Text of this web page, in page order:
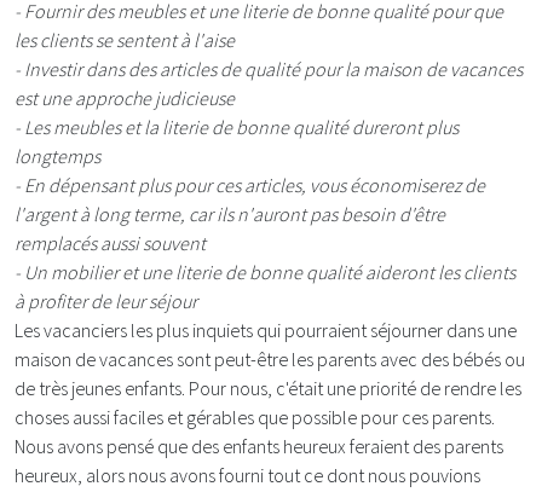
- Fournir des meubles et une literie de bonne qualité pour que
les clients se sentent à l'aise
- Investir dans des articles de qualité pour la maison de vacances
est une approche judicieuse
- Les meubles et la literie de bonne qualité dureront plus
longtemps
- En dépensant plus pour ces articles, vous économiserez de
l'argent à long terme, car ils n'auront pas besoin d'être
remplacés aussi souvent
- Un mobilier et une literie de bonne qualité aideront les clients
à profiter de leur séjour
Les vacanciers les plus inquiets qui pourraient séjourner dans une
maison de vacances sont peut-être les parents avec des bébés ou
de très jeunes enfants. Pour nous, c'était une priorité de rendre les
choses aussi faciles et gérables que possible pour ces parents.
Nous avons pensé que des enfants heureux feraient des parents
heureux, alors nous avons fourni tout ce dont nous pouvions